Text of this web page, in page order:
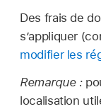
Des frais de
s’appliquer
modifier les
Remarque :
localisation